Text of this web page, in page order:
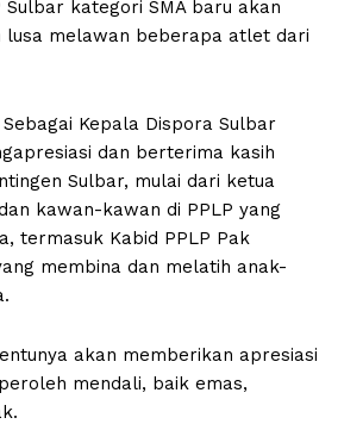
kategori SMA baru akan
lusa melawan beberapa atlet dari
Kepala Dispora Sulbar
dan berterima kasih
Sulbar, mulai dari ketua
kawan-kawan di PPLP yang
termasuk Kabid PPLP Pak
membina dan melatih anak-
akan memberikan apresiasi
mendali, baik emas,